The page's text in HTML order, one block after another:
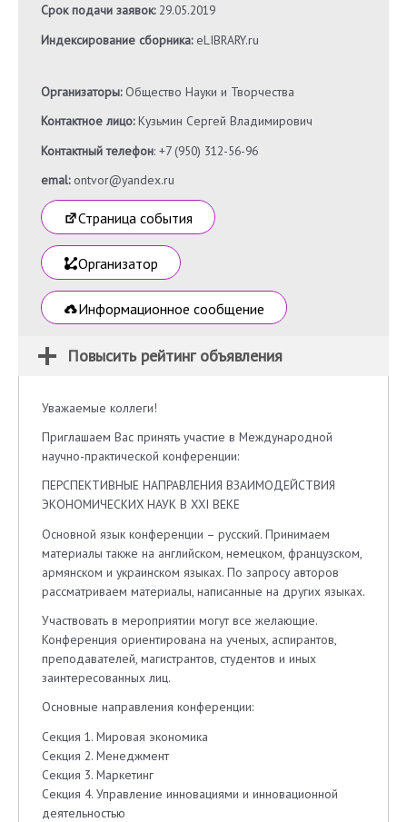
Срок подачи заявок:29.05.2019
Индексирование сборника:eLIBRARY.ru
Организаторы:Общество Науки и Творчества
Контактное лицо:Кузьмин Сергей Владимирович
Контактный телефон: +7 (950) 312-56-96
emal: ontvor@yandex.ru
Страница события
Организатор
Информационное сообщение
Повысить рейтинг объявления
Уважаемые коллеги!
Приглашаем Вас принять участие в Международной
научно-практической конференции:
ПЕРСПЕКТИВНЫЕ НАПРАВЛЕНИЯ ВЗАИМОДЕЙСТВИЯ
ЭКОНОМИЧЕСКИХ НАУК В XXI ВЕКЕ
Основной язык конференции – русский. Принимаем
материалы также на английском, немецком, французском,
армянском и украинском языках. По запросу авторов
рассматриваем материалы, написанные на других языках.
Участвовать в мероприятии могут все желающие.
Конференция ориентирована на ученых, аспирантов,
преподавателей, магистрантов, студентов и иных
заинтересованных лиц.
Основные направления конференции:
Секция 1. Мировая экономика
Секция 2. Менеджмент
Секция 3. Маркетинг
Секция 4. Управление инновациями и инновационной
деятельностью